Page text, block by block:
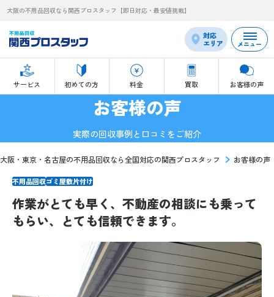
大阪の不用品回収なら関西プロスタッフ【即日対応・最安値挑戦】
対応
エリア
サービス 初めての方 料金 買取 お客様の声
メニュー
お客様の声
実際の回収事例と口コミをご紹介
大阪・東京・名古屋の不用品回収なら全国対応の関西プロスタッフ お客様の声
不用品回収ゴミ屋敷片付け
作業がとても早く、不動産の相談にも乗って
もらい、とても信頼できます。